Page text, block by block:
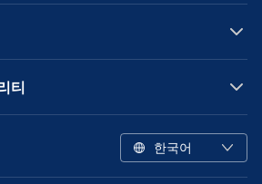
티
한국어